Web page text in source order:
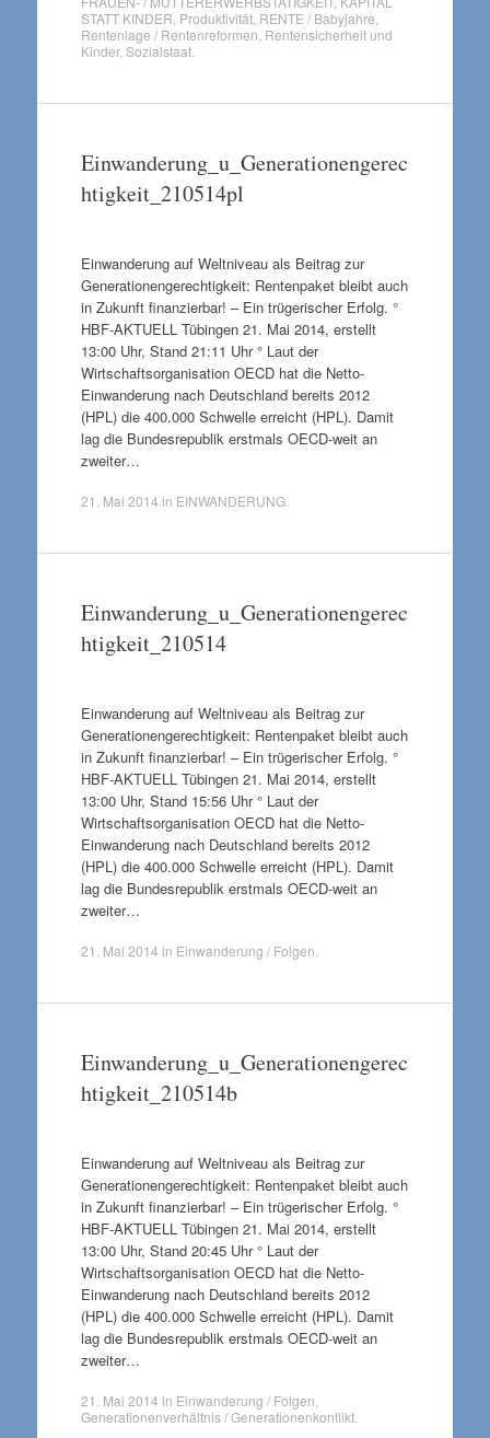
STATT KINDER Produktivität, RENTE / Babyjahre
Rentenlage / Rentenreformen Rentensicherheit und
Kinder, Sozialstaat.
Einwanderung_u_Generationengerec
htigkeit_210514pl
Einwanderung auf Weltniveau als Beitrag zur
Generationengerechtigkeit: Rentenpaket bleibt auch
in Zukunft finanzierbar! – Ein trügerischer Erfolg. °
HBF-AKTUELL Tübingen 21. Mai 2014, erstellt
13:00 Uhr, Stand 21:11 Uhr ° Laut der
Wirtschaftsorganisation OECD hat die Netto-
Einwanderung nach Deutschland bereits 2012
(HPL) die 400.000 Schwelle erreicht (HPL). Damit
lag die Bundesrepublik erstmals OECD-weit an
zweiter…
21. Mai 2014 in EINWANDERUNG.
Einwanderung_u_Generationengerec
htigkeit_210514
Einwanderung auf Weltniveau als Beitrag zur
Generationengerechtigkeit: Rentenpaket bleibt auch
in Zukunft finanzierbar! – Ein trügerischer Erfolg. °
HBF-AKTUELL Tübingen 21. Mai 2014, erstellt
13:00 Uhr, Stand 15:56 Uhr ° Laut der
Wirtschaftsorganisation OECD hat die Netto-
Einwanderung nach Deutschland bereits 2012
(HPL) die 400.000 Schwelle erreicht (HPL). Damit
lag die Bundesrepublik erstmals OECD-weit an
zweiter…
21. Mai 2014 in Einwanderung / Folgen
Einwanderung_u_Generationengerec
htigkeit_210514b
Einwanderung auf Weltniveau als Beitrag zur
Generationengerechtigkeit: Rentenpaket bleibt auch
in Zukunft finanzierbar! – Ein trügerischer Erfolg. °
HBF-AKTUELL Tübingen 21. Mai 2014, erstellt
13:00 Uhr, Stand 20:45 Uhr ° Laut der
Wirtschaftsorganisation OECD hat die Netto-
Einwanderung nach Deutschland bereits 2012
(HPL) die 400.000 Schwelle erreicht (HPL). Damit
lag die Bundesrepublik erstmals OECD-weit an
zweiter…
21. Mai 2014 in Einwanderung / Folgen
Generationenverhältnis / Generationenkonflikt.